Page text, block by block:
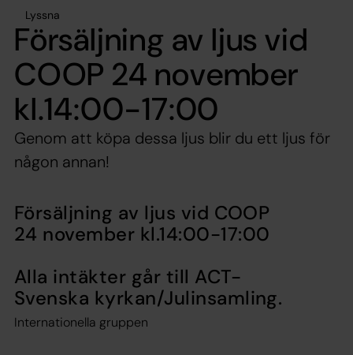
Lyssna
Försäljning av ljus vid
COOP 24 november
kl.14:00-17:00
Genom att köpa dessa ljus blir du ett ljus för
någon annan!
Försäljning av ljus vid COOP
24 november kl.14:00-17:00
Alla intäkter går till ACT-
Svenska kyrkan/Julinsamling.
Internationella gruppen